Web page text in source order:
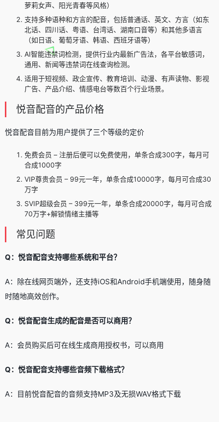
萝莉女声、阳光青春等风格）
支持多种语种和方言的配音，包括普通话、英文、方言（如东
北话、四川话、粤语、台湾话、湖南口音等）和其他多语言
（如日语、葡萄牙语、韩语、西班牙语等）
AI智能违禁词检测，提供行业内最新广告法，各平台敏感词，
通用、新闻等违禁词在线查询检测。
适用于短视频、政企宣传、教育培训、动漫、有声读物、影视
广告、产品介绍、情感电台等数百个行业场景。
悦音配音的产品价格
悦音配音目前为用户提供了三个等级的定价
免费会员 – 注册后便可以免费使用，单条合成300字，每月可
合成1000字
VIP尊贵会员 – 99元一年，单条合成10000字，每月可合成30
万字
SVIP超级会员 – 399元一年，单条合成20000字，每月可合成
70万字+解锁情绪主播等
常见问题
Q：悦音配音支持哪些系统和平台？
A：除在线网页端外，还支持iOS和Android手机端使用，随身随
时随地高效创作。
Q：悦音配音生成的配音是否可以商用？
A：会员购买后可在线生成商用授权书，可以商用
Q：悦音配音支持哪些音频下载格式？
A：目前悦音配音的音频支持MP3及无损WAV格式下载